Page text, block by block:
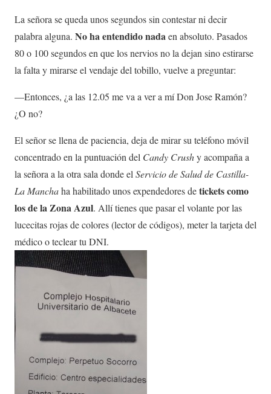
La señora se queda unos segundos sin contestar ni decir
palabra alguna. No ha entendido nadaen absoluto. Pasados
80 o 100 segundos en que los nervios no la dejan sino estirarse
la falta y mirarse el vendaje del tobillo, vuelve a preguntar:
—Entonces, ¿a las 12.05 me va a ver a mí Don Jose Ramón?
¿O no?
El señor se llena de paciencia, deja de mirar su teléfono móvil
concentrado en la puntuación del Candy Crushy acompaña a
la señora a la otra sala donde el Servicio de Salud de Castilla-
La Manchaha habilitado unos expendedores detickets como
los de la Zona Azul. Allí tienes que pasar el volante por las
lucecitas rojas de colores (lector de códigos), meter la tarjeta del
médico o teclear tu DNI.